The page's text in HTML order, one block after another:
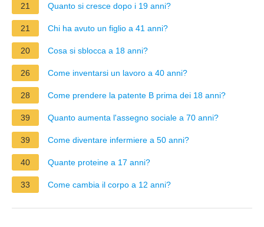
21 Quanto si cresce dopo i 19 anni?
21 Chi ha avuto un figlio a 41 anni?
20 Cosa si sblocca a 18 anni?
26 Come inventarsi un lavoro a 40 anni?
28 Come prendere la patente B prima dei 18 anni?
39 Quanto aumenta l'assegno sociale a 70 anni?
39 Come diventare infermiere a 50 anni?
40 Quante proteine a 17 anni?
33 Come cambia il corpo a 12 anni?